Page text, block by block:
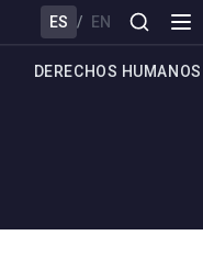
ES / EN
DERECHOS HUMANOS